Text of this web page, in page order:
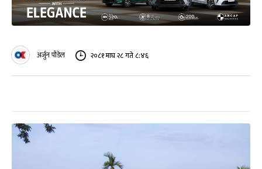
अर्जुन पौडेल २०८१ माघ २८ गते ८:४६